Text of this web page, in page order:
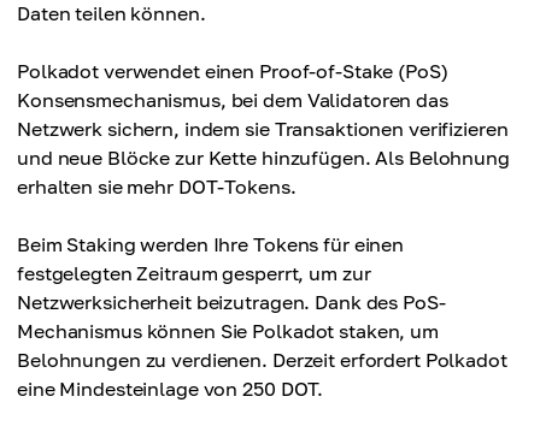
Daten teilen können.
Polkadot verwendet einen Proof-of-Stake (PoS)
Konsensmechanismus, bei dem Validatoren das
Netzwerk sichern, indem sie Transaktionen verifizieren
und neue Blöcke zur Kette hinzufügen. Als Belohnung
erhalten sie mehr DOT-Tokens.
Beim Staking werden Ihre Tokens für einen
festgelegten Zeitraum gesperrt, um zur
Netzwerksicherheit beizutragen. Dank des PoS-
Mechanismus können Sie Polkadot staken, um
Belohnungen zu verdienen. Derzeit erfordert Polkadot
eine Mindesteinlage von 250 DOT.